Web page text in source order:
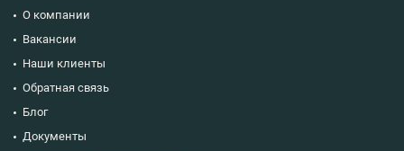
О компании
Вакансии
Наши клиенты
Обратная связь
Блог
Документы